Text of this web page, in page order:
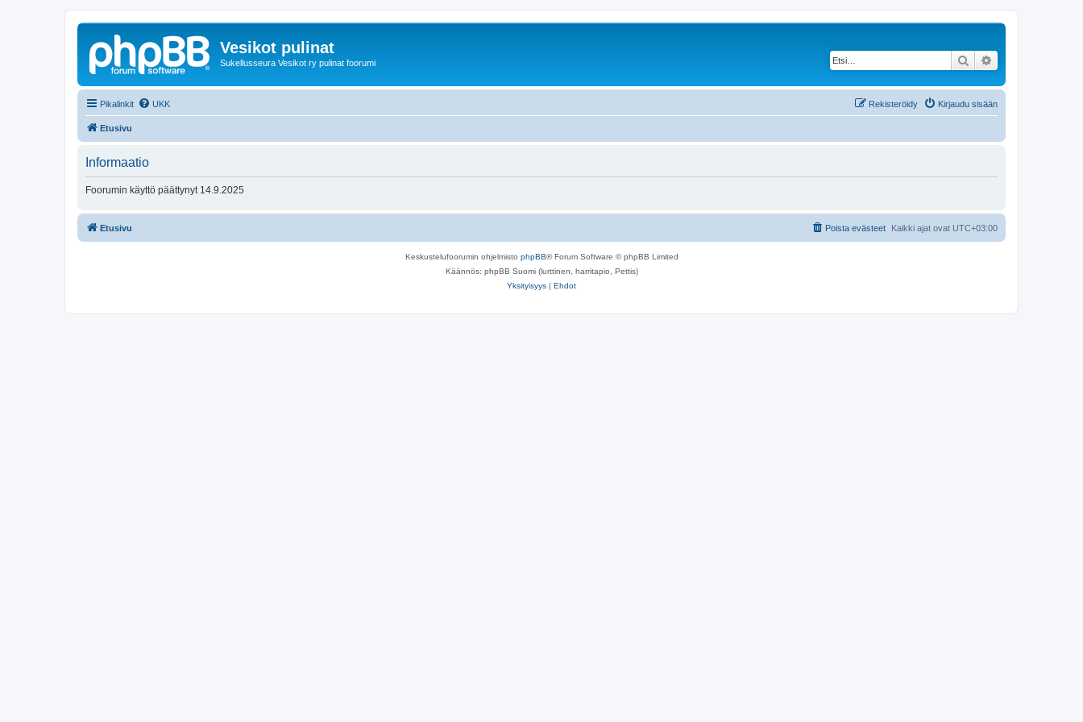
Vesikot pulinat
Sukellusseura Vesikot ry pulinat foorumi Etsi
Pikalinkit UKK Kirjaudu sisään
Rekisteröidy
Etusivu
Informaatio
Foorumin käyttö päättynyt 14.9.2025
Etusivu Kaikki ajat ovat UTC+03:00
Poista evästeet
Keskustelufoorumin ohjelmisto phpBB® Forum Software © phpBB Limited
Käännös: phpBB Suomi (lurttinen, harritapio, Pettis)
Yksityisyys | Ehdot